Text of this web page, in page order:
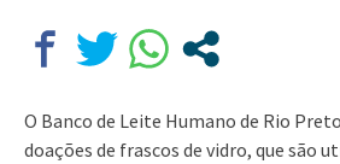
O Banco de Leite Humano de Rio
doações de frascos de vidro, que são